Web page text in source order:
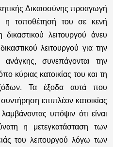
Δικαιοσύνης προαγωγή
η τοποθέτησή του σε κενή
λειτουργού άνευ
λειτουργού για την
ανάγκης, συνεπάγονται την
κύριας κατοικίας του και τη
Τα έξοδα αυτά που
επιπλέον κατοικίας
υπόψιν ότι είναι
η μετεγκατάσταση των
του λειτουργού λόγω των